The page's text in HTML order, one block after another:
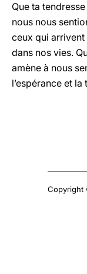
Que ta
nous nous
ceux qui arrivent
dans nos vies.
amène à nous
l’espérance et
Copyright